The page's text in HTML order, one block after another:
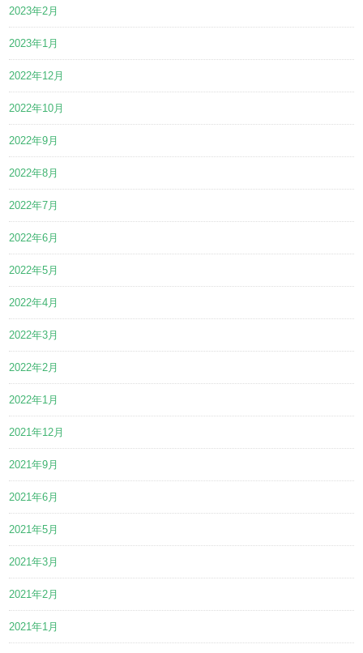
2023年2月
2023年1月
2022年12月
2022年10月
2022年9月
2022年8月
2022年7月
2022年6月
2022年5月
2022年4月
2022年3月
2022年2月
2022年1月
2021年12月
2021年9月
2021年6月
2021年5月
2021年3月
2021年2月
2021年1月